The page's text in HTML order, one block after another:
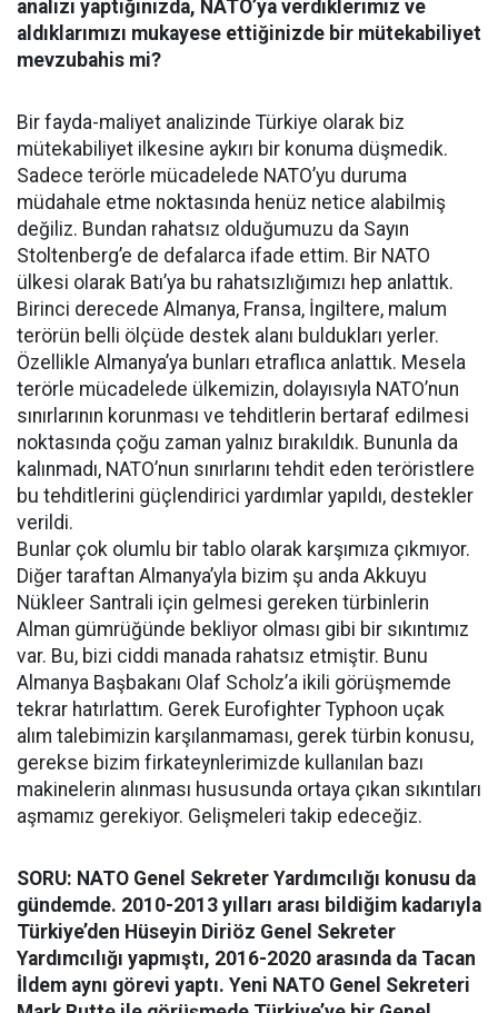
analizi yaptığınızda, NATO’ya verdiklerimiz ve
aldıklarımızı mukayese ettiğinizde bir mütekabiliyet
mevzubahis mi?
Bir fayda-maliyet analizinde Türkiye olarak biz
mütekabiliyet ilkesine aykırı bir konuma düşmedik.
Sadece terörle mücadelede NATO’yu duruma
müdahale etme noktasında henüz netice alabilmiş
değiliz. Bundan rahatsız olduğumuzu da Sayın
Stoltenberg’e de defalarca ifade ettim. Bir NATO
ülkesi olarak Batı’ya bu rahatsızlığımızı hep anlattık.
Birinci derecede Almanya, Fransa, İngiltere, malum
terörün belli ölçüde destek alanı buldukları yerler.
Özellikle Almanya’ya bunları etraflıca anlattık. Mesela
terörle mücadelede ülkemizin, dolayısıyla NATO’nun
sınırlarının korunması ve tehditlerin bertaraf edilmesi
noktasında çoğu zaman yalnız bırakıldık. Bununla da
kalınmadı, NATO’nun sınırlarını tehdit eden teröristlere
bu tehditlerini güçlendirici yardımlar yapıldı, destekler
verildi.
Bunlar çok olumlu bir tablo olarak karşımıza çıkmıyor.
Diğer taraftan Almanya’yla bizim şu anda Akkuyu
Nükleer Santrali için gelmesi gereken türbinlerin
Alman gümrüğünde bekliyor olması gibi bir sıkıntımız
var. Bu, bizi ciddi manada rahatsız etmiştir. Bunu
Almanya Başbakanı Olaf Scholz’a ikili görüşmemde
tekrar hatırlattım. Gerek Eurofighter Typhoon uçak
alım talebimizin karşılanmaması, gerek türbin konusu,
gerekse bizim firkateynlerimizde kullanılan bazı
makinelerin alınması hususunda ortaya çıkan sıkıntıları
aşmamız gerekiyor. Gelişmeleri takip edeceğiz.
SORU: NATO Genel Sekreter Yardımcılığı konusu da
gündemde. 2010-2013 yılları arası bildiğim kadarıyla
Türkiye’den Hüseyin Diriöz Genel Sekreter
Yardımcılığı yapmıştı, 2016-2020 arasında da Tacan
İldem aynı görevi yaptı. Yeni NATO Genel Sekreteri